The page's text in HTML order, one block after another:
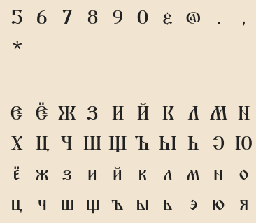
5 6 7 8 9 0 & @ . ,
*
Е Ё Ж З И Й К Л М Н
Х Ц Ч Ш Щ Ъ Ы Ь Э Ю
ё ж з и й к л м н о
ц ч ш щ ъ ы ь э ю я